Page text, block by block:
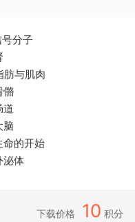
分子
肪与肌肉
骼
道
脑
命的开始
泌体
下载价格 10 积分